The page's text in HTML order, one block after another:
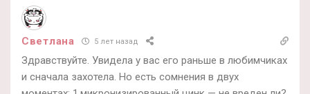
Светлана 5 лет назад
Здравствуйте. Увидела у вас его раньше в любимчиках
и сначала захотела. Но есть сомнения в двух